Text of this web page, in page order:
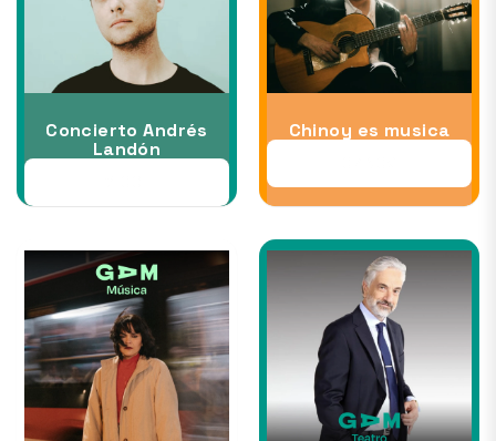
Concierto Andrés
Landón
Chinoy es musica